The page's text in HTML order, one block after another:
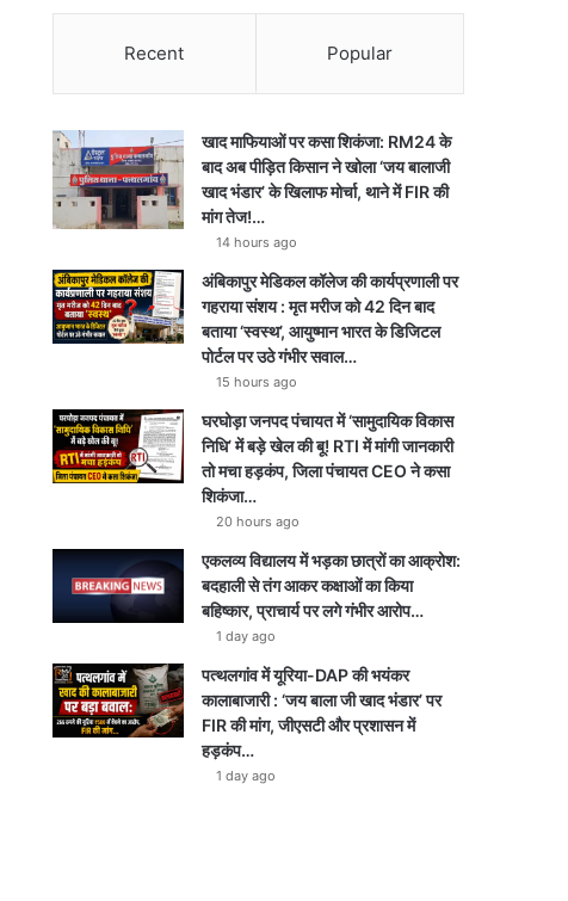
Recent Popular
खाद माफियाओं पर कसा शिकंजा: RM24 के
बाद अब पीड़ित किसान ने खोला ‘जय बालाजी
खाद भंडार’ के खिलाफ मोर्चा, थाने में FIR की
मांग तेज!…
14 hours ago
अंबिकापुर मेडिकल कॉलेज की कार्यप्रणाली पर
गहराया संशय : मृत मरीज को 42 दिन बाद
बताया ‘स्वस्थ’, आयुष्मान भारत के डिजिटल
पोर्टल पर उठे गंभीर सवाल…
15 hours ago
घरघोड़ा जनपद पंचायत में ‘सामुदायिक विकास
निधि’ में बड़े खेल की बू! RTI में मांगी जानकारी
तो मचा हड़कंप, जिला पंचायत CEO ने कसा
शिकंजा…
20 hours ago
एकलव्य विद्यालय में भड़का छात्रों का आक्रोश:
बदहाली से तंग आकर कक्षाओं का किया
बहिष्कार, प्राचार्य पर लगे गंभीर आरोप…
1 day ago
पत्थलगांव में यूरिया-DAP की भयंकर
कालाबाजारी : ‘जय बाला जी खाद भंडार’ पर
FIR की मांग, जीएसटी और प्रशासन में
हड़कंप…
1 day ago